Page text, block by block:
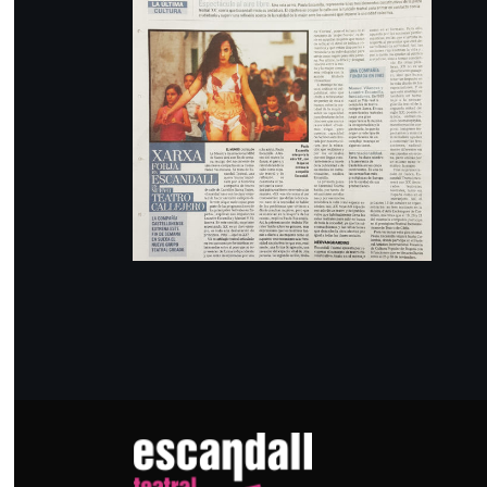
Xarxa forja en
Esdandall un nuevo
teatro callejero
PRENSA